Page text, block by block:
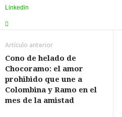
Linkedin
Artículo anterior
Cono de helado de
Chocoramo: el amor
prohibido que une a
Colombina y Ramo en el
mes de la amistad